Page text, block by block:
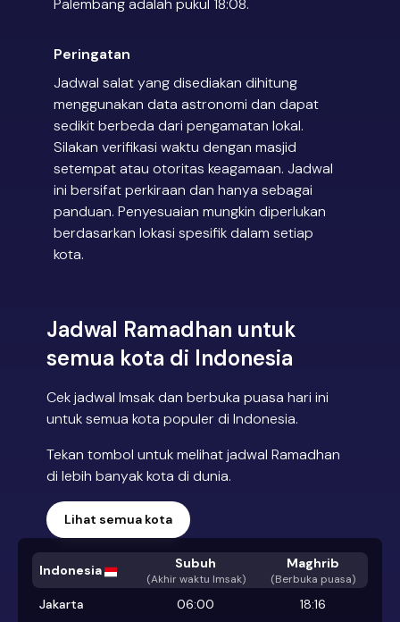
Palembang adalah pukul 18:08.
Peringatan
Jadwal salat yang disediakan dihitung
menggunakan data astronomi dan dapat
sedikit berbeda dari pengamatan lokal.
Silakan verifikasi waktu dengan masjid
setempat atau otoritas keagamaan. Jadwal
ini bersifat perkiraan dan hanya sebagai
panduan. Penyesuaian mungkin diperlukan
berdasarkan lokasi spesifik dalam setiap
kota.
Jadwal Ramadhan untuk
semua kota di Indonesia
Cek jadwal Imsak dan berbuka puasa hari ini
untuk semua kota populer di Indonesia.
Tekan tombol untuk melihat jadwal Ramadhan
di lebih banyak kota di dunia.
Lihat semua kota
Indonesia Subuh
(Akhir waktu Imsak)
Maghrib
(Berbuka puasa)
Jakarta 06:00
18:16